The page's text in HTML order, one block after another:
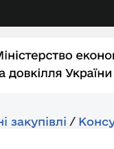
закупівлі /